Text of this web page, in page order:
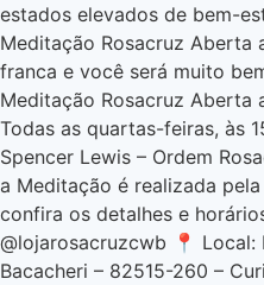
estados elevados de bem-
Meditação Rosacruz Aberta
franca e você será muito
Meditação Rosacruz
Todas as quartas-feiras, às
Spencer Lewis – Ordem
a Meditação é realizada
confira os detalhes e
@lojarosacruzcwb 📍 Local:
Bacacheri – 82515-260 –